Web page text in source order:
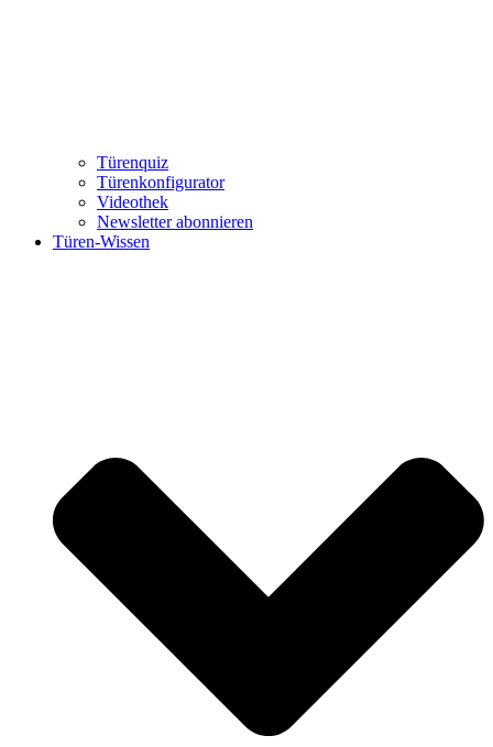
Türenquiz
Türenkonfigurator
Videothek
Newsletter abonnieren
Türen-Wissen